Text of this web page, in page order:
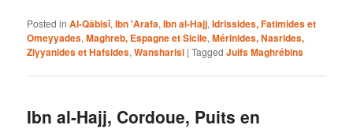
Posted in Al-Qâbisî,Ibn 'Arafa,Ibn al-Hajj,Idrissides, Fatimides et
Omeyyades,Maghreb, Espagne et Sicile,Mérinides, Nasrides,
Ziyyanides et Hafsides,Wansharisi |Tagged Juifs Maghrébins
Ibn al-Hajj, Cordoue, Puits en